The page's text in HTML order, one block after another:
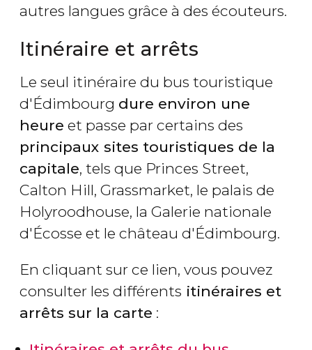
autres langues grâce à des écouteurs.
Itinéraire et arrêts
Le seul itinéraire du bus touristique
d'Édimbourg dure environ une
heure et passe par certains des
principaux sites touristiques de la
capitale, tels que Princes Street,
Calton Hill, Grassmarket, le palais de
Holyroodhouse, la Galerie nationale
d'Écosse et le château d'Édimbourg.
En cliquant sur ce lien, vous pouvez
consulter les différents itinéraires et
arrêts sur la carte :